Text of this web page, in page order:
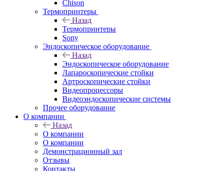
Chison
Термопринтеры
Назад
Термопринтеры
Sony
Эндоскопическое оборудование
Назад
Эндоскопическое оборудование
Лапароскопические стойки
Артроскопические стойки
Видеопроцессоры
Видеоэндоскопические системы
Прочее оборудование
О компании
Назад
О компании
О компании
Демонстрационный зал
Отзывы
Контакты